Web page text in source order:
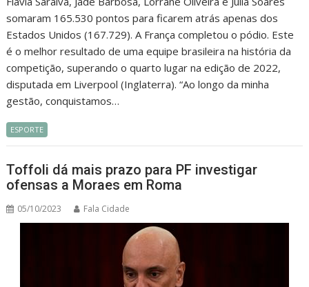
somaram 165.530 pontos para ficarem atrás apenas dos
Estados Unidos (167.729). A França completou o pódio. Este
é o melhor resultado de uma equipe brasileira na história da
competição, superando o quarto lugar na edição de 2022,
disputada em Liverpool (Inglaterra). “Ao longo da minha
gestão, conquistamos…
ESPORTE
Toffoli dá mais prazo para PF investigar
ofensas a Moraes em Roma
05/10/2023 Fala Cidade